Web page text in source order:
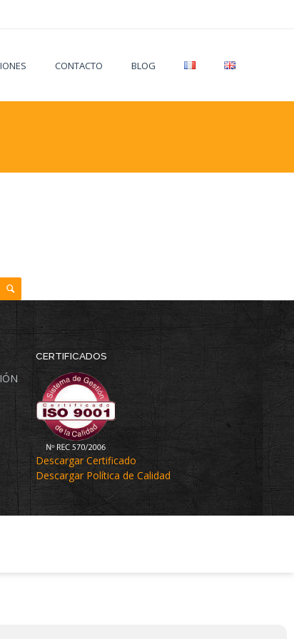
CONTACTO BLOG
CERTIFICADOS
Descargar Certificado
Descargar Política de Calidad